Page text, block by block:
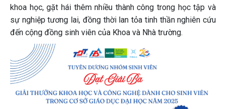
khoa học, gặt hái thêm nhiều thành công trong học tập và
sự nghiệp tương lai, đồng thời lan tỏa tinh thần nghiên cứu
đến cộng đồng sinh viên của Khoa và Nhà trường.